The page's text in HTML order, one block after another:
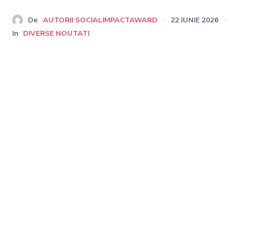
De AUTORII SOCIALIMPACTAWARD
22 IUNIE 2026
In DIVERSE NOUTATI